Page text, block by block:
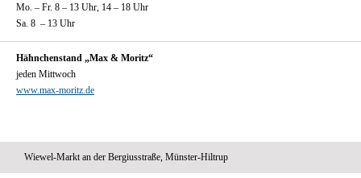
Mo. – Fr. 8 – 13 Uhr, 14 – 18 Uhr
Sa. 8 – 13 Uhr
Hähnchenstand „Max & Moritz“
jeden Mittwoch
www.max-moritz.de
Wiewel-Markt an der Bergiusstraße, Münster-Hiltrup